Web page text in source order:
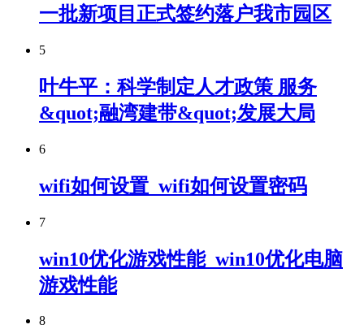
一批新项目正式签约落户我市园区
5
叶牛平：科学制定人才政策 服务
&quot;融湾建带&quot;发展大局
6
wifi如何设置_wifi如何设置密码
7
win10优化游戏性能_win10优化电脑
游戏性能
8